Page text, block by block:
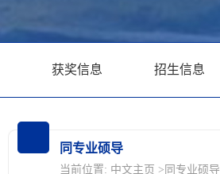
获奖信息 招生信息
同专业硕导
当前位置: 中文主页 >同专业硕导